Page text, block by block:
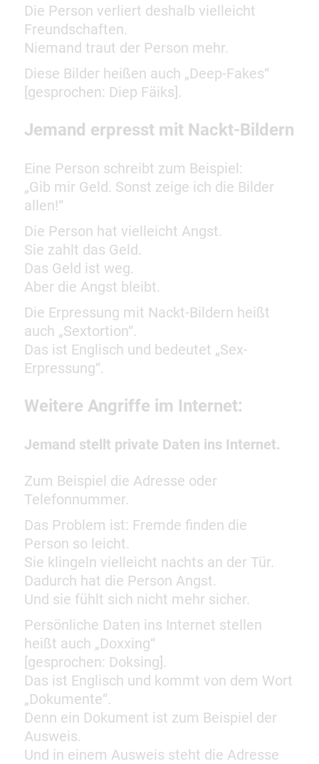
Die Person verliert deshalb vielleicht
Freundschaften.
Niemand traut der Person mehr.
Diese Bilder heißen auch „Deep-Fakes“
[gesprochen: Diep Fäiks].
Jemand erpresst mit Nackt-Bildern
Eine Person schreibt zum Beispiel:
„Gib mir Geld. Sonst zeige ich die Bilder
allen!“
Die Person hat vielleicht Angst.
Sie zahlt das Geld.
Das Geld ist weg.
Aber die Angst bleibt.
Die Erpressung mit Nackt-Bildern heißt
auch „Sextortion“.
Das ist Englisch und bedeutet „Sex-
Erpressung“.
Weitere Angriffe im Internet:
Jemand stellt private Daten ins Internet.
Zum Beispiel die Adresse oder
Telefonnummer.
Das Problem ist: Fremde finden die
Person so leicht.
Sie klingeln vielleicht nachts an der Tür.
Dadurch hat die Person Angst.
Und sie fühlt sich nicht mehr sicher.
Persönliche Daten ins Internet stellen
heißt auch „Doxxing“
[gesprochen: Doksing].
Das ist Englisch und kommt von dem Wort
„Dokumente“.
Denn ein Dokument ist zum Beispiel der
Ausweis.
Und in einem Ausweis steht die Adresse